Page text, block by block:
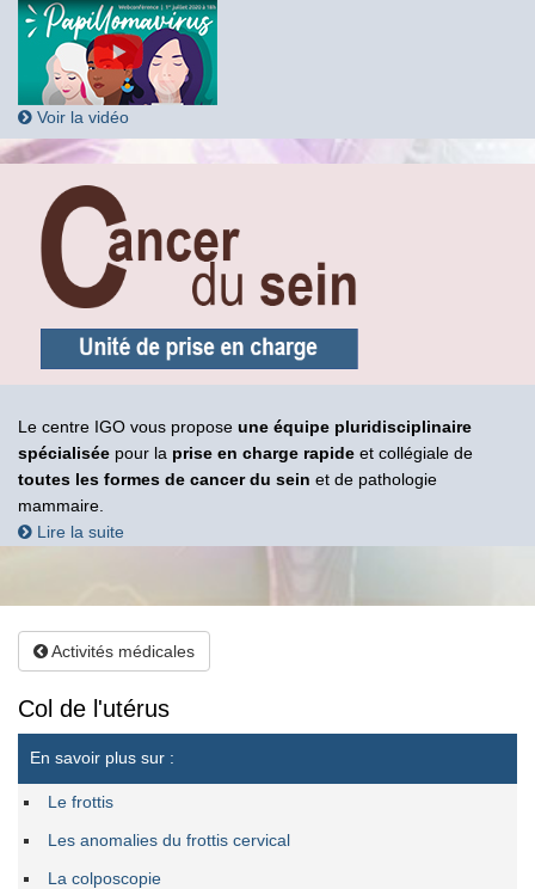
Voir la vidéo
Le centre IGO vous propose une équipe pluridisciplinaire
spécialisée pour la prise en charge rapide et collégiale de
toutes les formes de cancer du sein et de pathologie
mammaire.
Lire la suite
Activités médicales
Col de l'utérus
En savoir plus sur :
Le frottis
Les anomalies du frottis cervical
La colposcopie